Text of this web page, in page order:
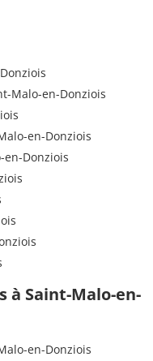
Malo-en-Donziois
en-Donziois
Donziois
à Saint-Malo-en-
en-Donziois